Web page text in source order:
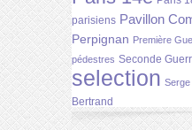
parisiens Pavillon
Perpignan Première
pédestres Seconde
selection
Bertrand